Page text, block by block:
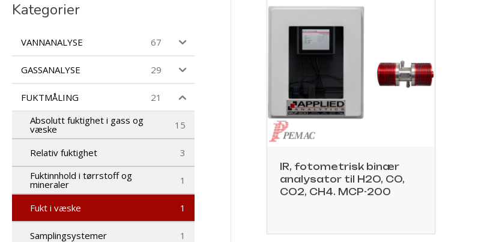
c
t
a
h
Kategorier
VANNANALYSE 67
GASSANALYSE 29
FUKTMÅLING
21
Absolutt fuktighet i gass og
væske 15
Relativ fuktighet
3
Fuktinnhold i tørrstoff og
mineraler 1
Fukt i væske 1
Samplingsystemer
1
IR, fotometrisk binær
analysator til H2O, CO,
CO2, CH4. MCP-200